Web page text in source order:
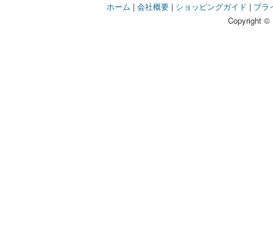
ホーム | 会社概要| ショッピングガイド | プラ
Copyright ©